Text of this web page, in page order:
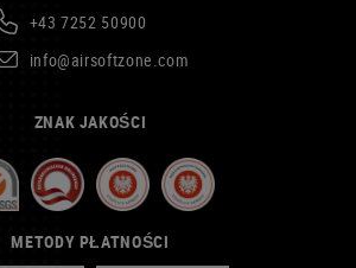
+43 7252 50900
info@airsoftzone.com
ZNAK JAKOŚCI
METODY PŁATNOŚCI